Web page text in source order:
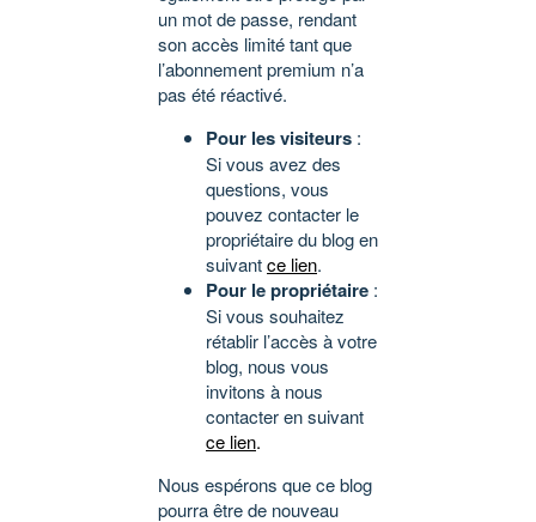
un mot de passe, rendant
son accès limité tant que
l’abonnement premium n’a
pas été réactivé.
Pour les visiteurs :
Si vous avez des
questions, vous
pouvez contacter le
propriétaire du blog en
suivantce lien.
Pour le propriétaire :
Si vous souhaitez
rétablir l’accès à votre
blog, nous vous
invitons à nous
contacter en suivant
ce lien.
Nous espérons que ce blog
pourra être de nouveau